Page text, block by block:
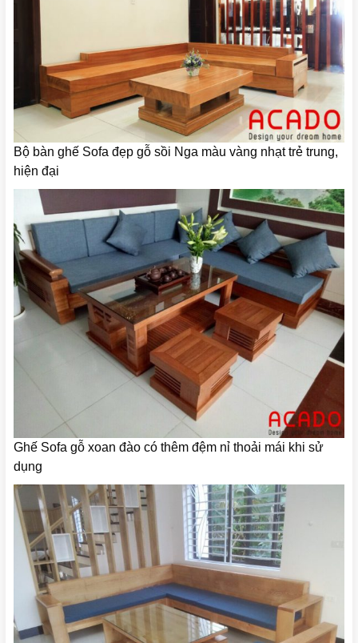
Bộ bàn ghế Sofa đẹp gỗ sồi Nga màu vàng nhạt trẻ trung,
hiện đại
Ghế Sofa gỗ xoan đào có thêm đệm nỉ thoải mái khi sử
dụng